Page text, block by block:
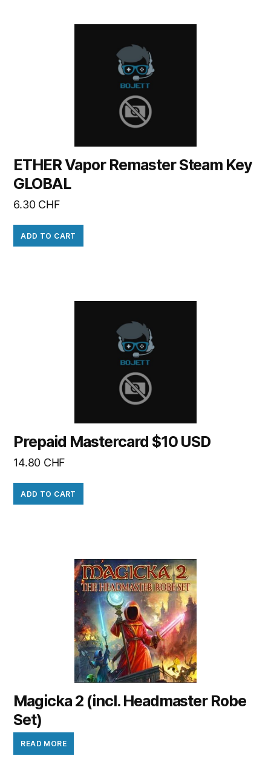
ETHER Vapor Remaster Steam Key
GLOBAL
6.30 CHF
ADD TO CART
Prepaid Mastercard $10 USD
14.80 CHF
ADD TO CART
Magicka 2 (incl. Headmaster Robe
Set)
READ MORE